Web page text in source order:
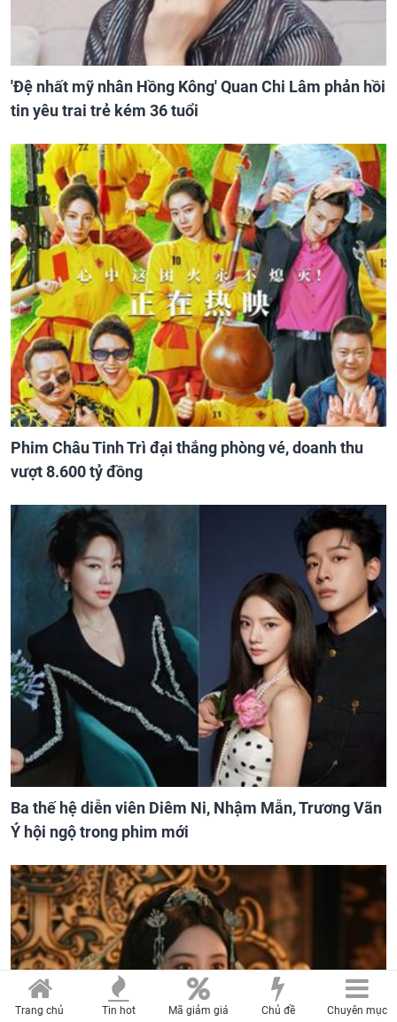
'Đệ nhất mỹ nhân Hồng Kông' Quan Chi Lâm phản hồi
tin yêu trai trẻ kém 36 tuổi
Phim Châu Tinh Trì đại thắng phòng vé, doanh thu
vượt 8.600 tỷ đồng
Ba thế hệ diễn viên Diêm Ni, Nhậm Mẫn, Trương Vãn
Ý hội ngộ trong phim mới
Trang chủ Tin hot Mã giảm giá Chủ đề Chuyên mục